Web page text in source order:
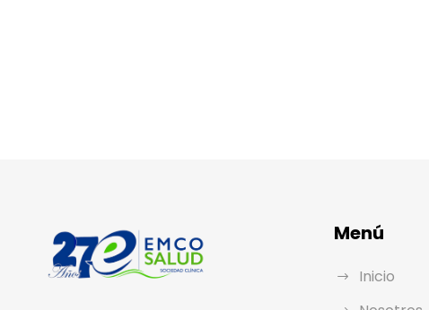
Menú
Inicio